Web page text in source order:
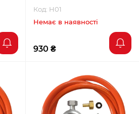
Код: H01
Немає в наявності
930 ₴